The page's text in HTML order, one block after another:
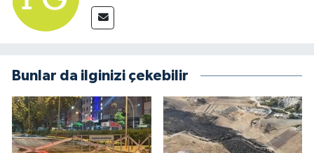
Bunlar da ilginizi çekebilir